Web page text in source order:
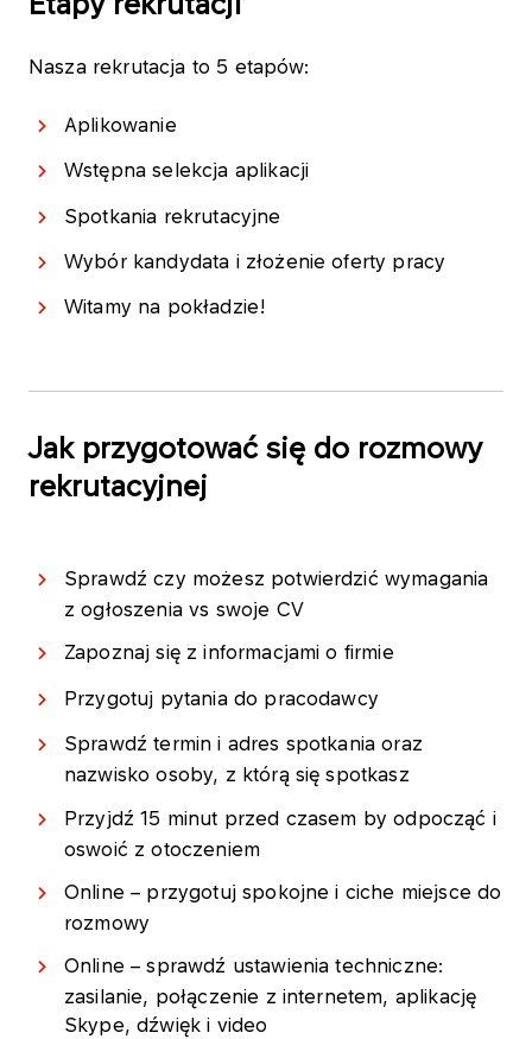
Nasza rekrutacja to 5 etapów:
Aplikowanie
Wstępna selekcja aplikacji
Spotkania rekrutacyjne
Wybór kandydata i złożenie oferty pracy
Witamy na pokładzie!
Jak przygotować się do rozmowy
rekrutacyjnej
Sprawdź czy możesz potwierdzić wymagania
z ogłoszenia vs swoje CV
Zapoznaj się z informacjami o firmie
Przygotuj pytania do pracodawcy
Sprawdź termin i adres spotkania oraz
nazwisko osoby, z którą się spotkasz
Przyjdź 15 minut przed czasem by odpocząć i
oswoić z otoczeniem
Online – przygotuj spokojne i ciche miejsce do
rozmowy
Online – sprawdź ustawienia techniczne:
zasilanie, połączenie z internetem, aplikację
Skype, dźwięk i video